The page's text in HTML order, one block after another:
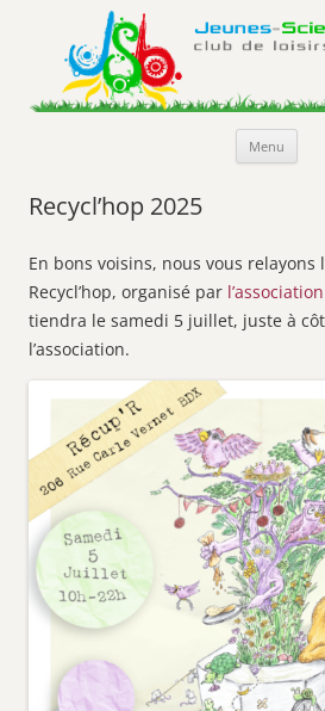
Jeunes-Science
Club de loisirs scientifiques
Menu
Recycl’hop 2025
En bons voisins, nous vous relayons
Recycl’hop, organisé par
tiendra le samedi 5 juillet, juste à
l’association.